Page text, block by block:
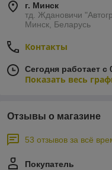
г. Минск
тд. Ждановичи
Минск, Беларусь
Контакты
Сегодня работает с
Показать весь
Отзывы о магазине
53 отзывов за всё
Покупатель